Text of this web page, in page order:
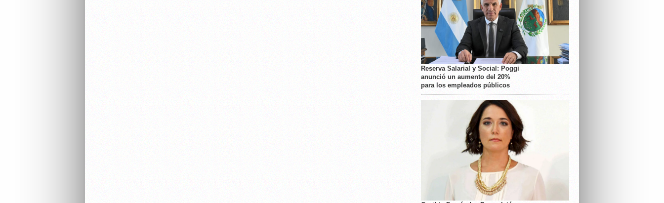
Reserva Salarial y Social: Poggi
anunció un aumento del 20%
para los empleados públicos